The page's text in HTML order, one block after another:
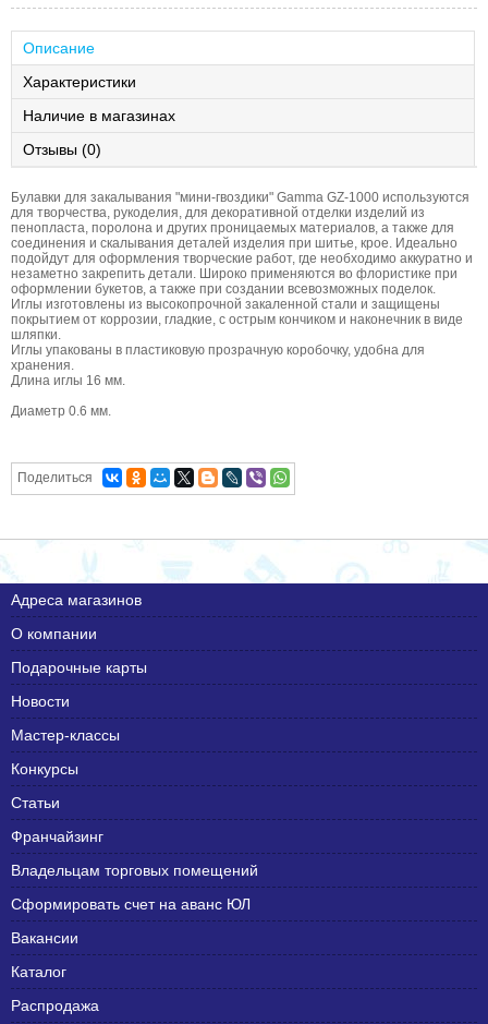
Описание
Характеристики
Наличие в магазинах
Отзывы (0)
Булавки для закалывания "мини-гвоздики" Gamma GZ-1000 используются
для творчества, рукоделия, для декоративной отделки изделий из
пенопласта, поролона и других проницаемых материалов, а также для
соединения и скалывания деталей изделия при шитье, крое. Идеально
подойдут для оформления творческие работ, где необходимо аккуратно и
незаметно закрепить детали. Широко применяются во флористике при
оформлении букетов, а также при создании всевозможных поделок.
Иглы изготовлены из высокопрочной закаленной стали и защищены
покрытием от коррозии, гладкие, с острым кончиком и наконечник в виде
шляпки.
Иглы упакованы в пластиковую прозрачную коробочку, удобна для
хранения.
Длина иглы 16 мм.
Диаметр 0.6 мм.
Поделиться
Адреса магазинов
О компании
Подарочные карты
Новости
Мастер-классы
Конкурсы
Статьи
Франчайзинг
Владельцам торговых помещений
Сформировать счет на аванс ЮЛ
Вакансии
Каталог
Распродажа